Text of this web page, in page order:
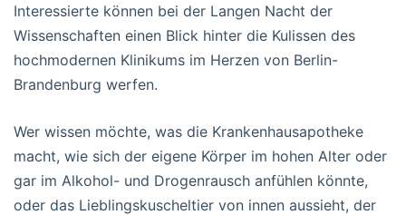
Interessierte können bei der Langen Nacht der
Wissenschaften einen Blick hinter die Kulissen des
hochmodernen Klinikums im Herzen von Berlin-
Brandenburg werfen.
Wer wissen möchte, was die Krankenhausapotheke
macht, wie sich der eigene Körper im hohen Alter oder
gar im Alkohol- und Drogenrausch anfühlen könnte,
oder das Lieblingskuscheltier von innen aussieht, der